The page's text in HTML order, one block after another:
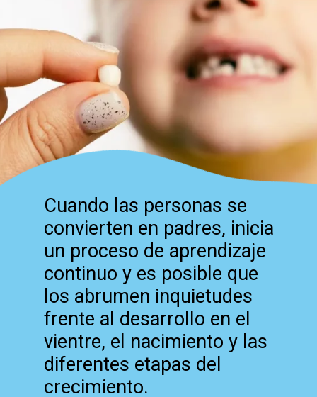
Cuando las personas se
convierten en padres, inicia
un proceso de aprendizaje
continuo y es posible que
los abrumen inquietudes
frente al desarrollo en el
vientre, el nacimiento y las
diferentes etapas del
crecimiento.